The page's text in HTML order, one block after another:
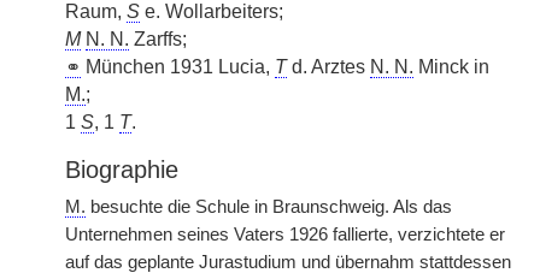
Raum, S e. Wollarbeiters;
M N. N. Zarffs;
⚭ München 1931 Lucia, Td. Arztes N. N. Minck in
M.;
1 S, 1 T.
Biographie
M. besuchte die Schule in Braunschweig. Als das
Unternehmen seines Vaters 1926 fallierte, verzichtete er
auf das geplante Jurastudium und übernahm stattdessen